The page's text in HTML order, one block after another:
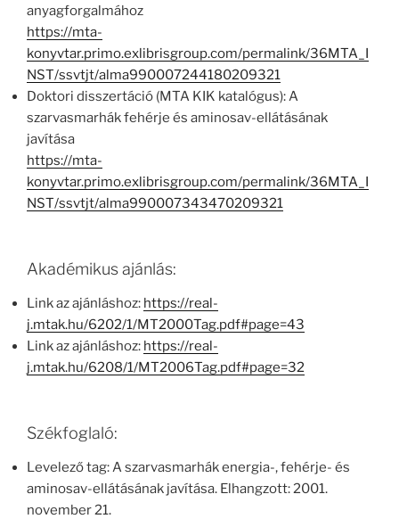
anyagforgalmához
https://mta-
konyvtar.primo.exlibrisgroup.com/permalink/36MTA_I
NST/ssvtjt/alma990007244180209321
Doktori disszertáció (MTA KIK katalógus): A
szarvasmarhák fehérje és aminosav-ellátásának
javítása
https://mta-
konyvtar.primo.exlibrisgroup.com/permalink/36MTA_I
NST/ssvtjt/alma990007343470209321
Akadémikus ajánlás:
Link az ajánláshoz: https://real-
j.mtak.hu/6202/1/MT2000Tag.pdf#page=43
Link az ajánláshoz: https://real-
j.mtak.hu/6208/1/MT2006Tag.pdf#page=32
Székfoglaló:
Levelező tag: A szarvasmarhák energia-, fehérje- és
aminosav-ellátásának javítása. Elhangzott: 2001.
november 21.